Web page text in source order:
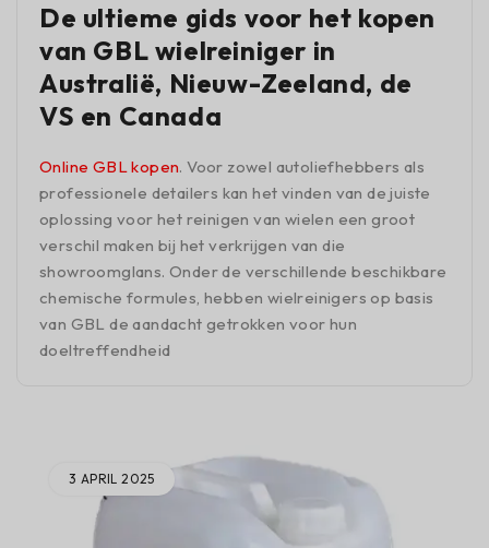
De ultieme gids voor het kopen
van GBL wielreiniger in
Australië, Nieuw-Zeeland, de
VS en Canada
Online GBL kopen. Voor zowel autoliefhebbers als
professionele detailers kan het vinden van de juiste
oplossing voor het reinigen van wielen een groot
verschil maken bij het verkrijgen van die
showroomglans. Onder de verschillende beschikbare
chemische formules, hebben wielreinigers op basis
van GBL de aandacht getrokken voor hun
doeltreffendheid
3 APRIL 2025